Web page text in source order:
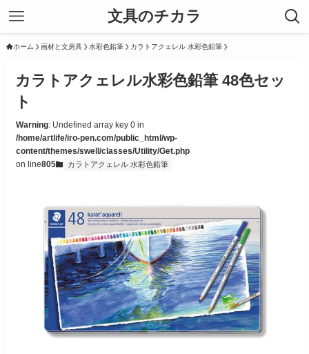
文具のチカラ
ホーム 画材と文房具 水彩色鉛筆 カラトアクェレル 水彩色鉛筆
カラトアクェレル水彩色鉛筆 48色セッ
ト
Warning: Undefined array key 0 in
/home/artlife/iro-pen.com/public_html/wp-
content/themes/swell/classes/Utility/Get.php
on line805 カラトアクェレル 水彩色鉛筆